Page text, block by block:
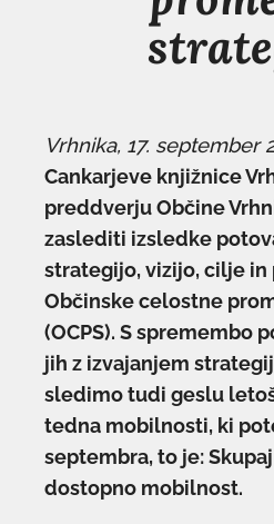
Vrhnika, 17. september
Cankarjeve knjižnice
preddverju Občine
zaslediti izsledke
strategijo, vizijo, cilje
Občinske celostne
(OCPS). S spremembo
jih z izvajanjem
sledimo tudi geslu
tedna mobilnosti, ki
septembra, to je:
dostopno mobilnost.